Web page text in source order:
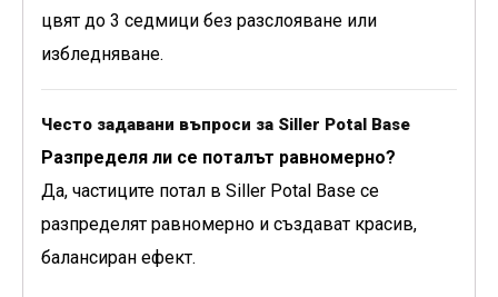
цвят до 3 седмици без разслояване или
избледняване.
Често задавани въпроси за Siller Potal Base
Разпределя ли се поталът равномерно?
Да, частиците потал в Siller Potal Base се
разпределят равномерно и създават красив,
балансиран ефект.